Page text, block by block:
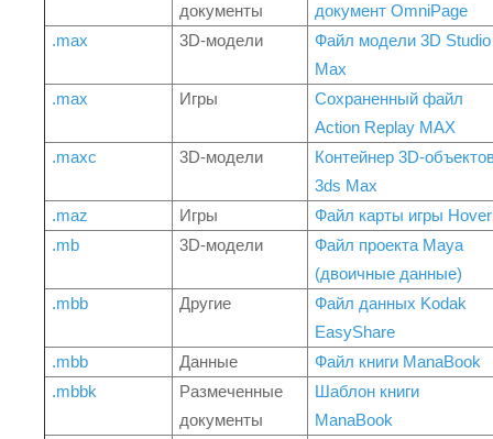
документы
документ OmniPage
.max
3D-модели
Файл модели 3D Studio
Max
.max
Игры
Сохраненный файл
Action Replay MAX
.maxc
3D-модели
Контейнер 3D-
3ds Max
.maz
Игры
Файл карты игры
.mb
3D-модели
Файл проекта Maya
(двоичные данные)
.mbb
Другие
Файл данных Kodak
EasyShare
.mbb
Данные
Файл книги ManaBook
.mbbk
Размеченные
документы
Шаблон книги
ManaBook